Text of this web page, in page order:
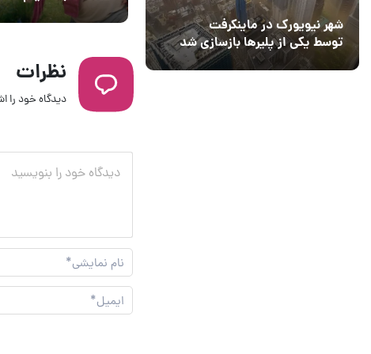
شهر نیویورک در ماینکرفت
توسط یکی از پلیرها بازسازی شد
ماینکرفت را تماشا کنید
نظرات
دیدگاه خود را